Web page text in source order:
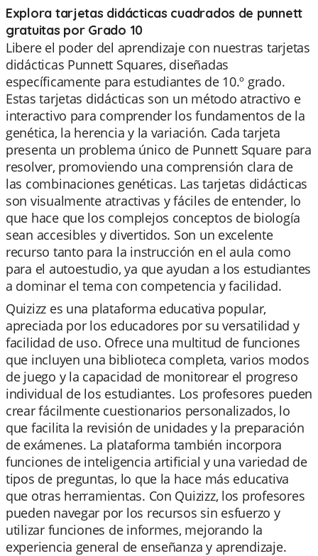
Explora tarjetas didácticas cuadrados de punnett
gratuitas por Grado 10
Libere el poder del aprendizaje con nuestras tarjetas
didácticas Punnett Squares, diseñadas
específicamente para estudiantes de 10.º grado.
Estas tarjetas didácticas son un método atractivo e
interactivo para comprender los fundamentos de la
genética, la herencia y la variación. Cada tarjeta
presenta un problema único de Punnett Square para
resolver, promoviendo una comprensión clara de
las combinaciones genéticas. Las tarjetas didácticas
son visualmente atractivas y fáciles de entender, lo
que hace que los complejos conceptos de biología
sean accesibles y divertidos. Son un excelente
recurso tanto para la instrucción en el aula como
para el autoestudio, ya que ayudan a los estudiantes
a dominar el tema con competencia y facilidad.
Quizizz es una plataforma educativa popular,
apreciada por los educadores por su versatilidad y
facilidad de uso. Ofrece una multitud de funciones
que incluyen una biblioteca completa, varios modos
de juego y la capacidad de monitorear el progreso
individual de los estudiantes. Los profesores pueden
crear fácilmente cuestionarios personalizados, lo
que facilita la revisión de unidades y la preparación
de exámenes. La plataforma también incorpora
funciones de inteligencia artificial y una variedad de
tipos de preguntas, lo que la hace más educativa
que otras herramientas. Con Quizizz, los profesores
pueden navegar por los recursos sin esfuerzo y
utilizar funciones de informes, mejorando la
experiencia general de enseñanza y aprendizaje.